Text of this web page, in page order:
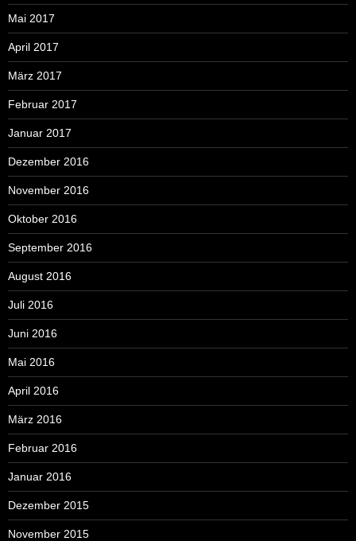
Mai 2017
April 2017
März 2017
Februar 2017
Januar 2017
Dezember 2016
November 2016
Oktober 2016
September 2016
August 2016
Juli 2016
Juni 2016
Mai 2016
April 2016
März 2016
Februar 2016
Januar 2016
Dezember 2015
November 2015